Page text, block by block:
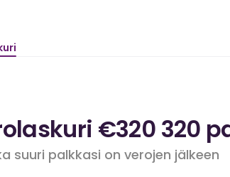
€320 320
suuri palkkasi on verojen jälkeen